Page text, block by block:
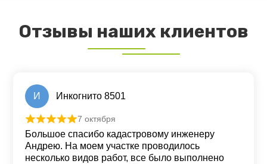
Отзывы наших клиентов
И Инкогнито 8501
Оценка
7 октября
Большое спасибо кадастровому инженеру
Андрею. На моем участке проводилось
несколько видов работ, все было выполнено